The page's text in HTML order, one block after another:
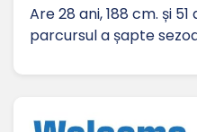
Are 28 ani, 188 cm. și
parcursul a șapte